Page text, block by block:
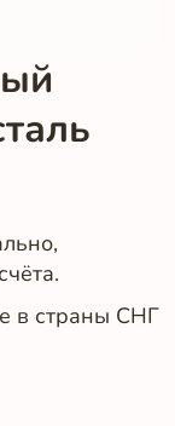
в страны СНГ